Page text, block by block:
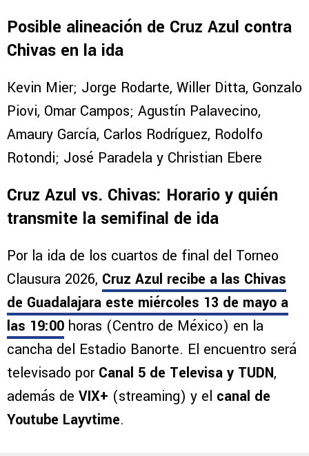
Posible alineación de Cruz Azul contra
Chivas en la ida
Kevin Mier; Jorge Rodarte, Willer Ditta, Gonzalo
Piovi, Omar Campos; Agustín Palavecino,
Amaury García, Carlos Rodríguez, Rodolfo
Rotondi; José Paradela y Christian Ebere
Cruz Azul vs. Chivas: Horario y quién
transmite la semifinal de ida
Por la ida de los cuartos de final del Torneo
Clausura 2026, Cruz Azul recibe a las Chivas
de Guadalajara este miércoles 13 de mayo a
las 19:00 horas (Centro de México) en la
cancha del Estadio Banorte. El encuentro será
televisado por Canal 5 de Televisa y TUDN,
además de VIX+ (streaming) y el canal de
Youtube Layvtime.